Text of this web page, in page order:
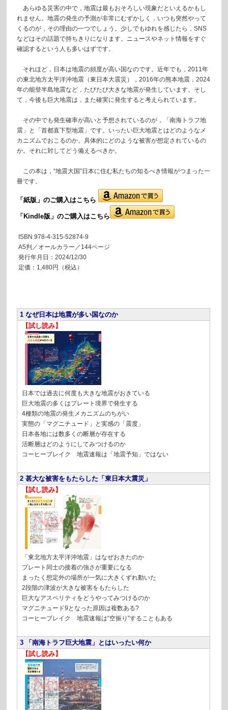
あらゆる災害の中で，地震は最もおそろしい現象だといえるかもし
れません。地震の発生の予測が非常にむずかしく，いつも突然やって
くるのが，その理由の一つでしょう。少しでもゆれを感じたら，SNS
などはその話題で持ちきりになります。ニュースやネット情報をすぐ
確認するという人も多いはずです。
それほど，日本は地震の頻度が高い国なのです。近年でも，2011年
の東北地方太平洋沖地震（東日本大震災），2016年の熊本地震，2024
年の能登半島地震など，たびたび大きな地震が発生しています。そし
て，今後も巨大地震は，また確実に発生すると考えられています。
その中でも発生確率が高いと予想されているのが，「南海トラフ地
震」と「首都直下型地震」です。いったい巨大地震とはどのようなメ
カニズムでおこるのか。具体的にどのような被害が想定されているの
か。それに対してどう備えるべきか。
この本は，“地震大国”日本に住む私たちの知るべき情報がつまった一
冊です。
「紙版」のご購入はこちら
「Kindle版」のご購入はこちら
ISBN 978-4-315-52874-9
A5判／オールカラー／144ページ
発行年月日：2024/12/30
定価：1,480円（税込）
1 なぜ日本は地震が多い国なのか
【試し読み】
日本では過去に何度も大きな地震がおきている
巨大地震の多くはプレート境界で発生する
4種類の地震の発生メカニズムのちがい
実態の「マグニチュード」と実感の「震度」
日本各地には数多くの断層が存在する
活断層はどのようにしてみつけるのか
コーヒーブレイク 地震速報は「地震予知」ではない
2 甚大な被害をもたらした「東日本大震災」
【試し読み】
「東北地方太平洋沖地震」はなぜおきたのか
プレート同士の接着の強さが重要になる
まったく想定外の場所が一気に大きくずれ動いた
2段階の津波が大きな被害をもたらした
巨大なアスペリティをどうやってみつけるのか
マグニチュード9となった原因は複数ある?
コーヒーブレイク 地震速報は“空振り”することもある
3 「南海トラフ巨大地震」とはいったい何か
【試し読み】